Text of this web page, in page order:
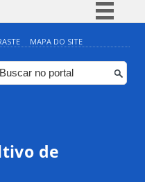
Simplifique!
Comunica BR
Participe
Canais
MAPA DO SITE
de